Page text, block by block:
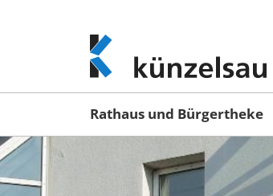
www.kuenzelsau.de
(zur
Startseite)
Rathaus und Bürgertheke